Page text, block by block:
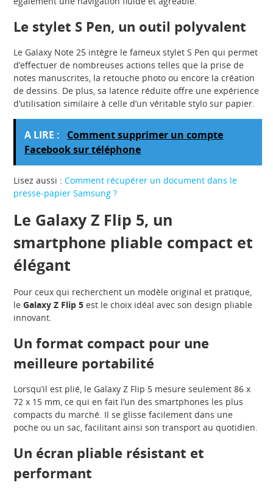
Le stylet S Pen, un outil polyvalent
Le Galaxy Note 25 intègre le fameux stylet S Pen qui permet
d’effectuer de nombreuses actions telles que la prise de
notes manuscrites, la retouche photo ou encore la création
de dessins. De plus, sa latence réduite offre une expérience
d’utilisation similaire à celle d’un véritable stylo sur papier.
A LIRE :
Comment supprimer un compte
Facebook sur téléphone
Lisez aussi :Comment récupérer un document dans le
presse-papier Samsung ?
Le Galaxy Z Flip 5, un
smartphone pliable compact et
élégant
Pour ceux qui recherchent un modèle original et pratique,
leGalaxy Z Flip 5 est le choix idéal avec son design pliable
innovant.
Un format compact pour une
meilleure portabilité
Lorsqu’il est plié, le Galaxy Z Flip 5 mesure seulement 86 x
72 x 15 mm, ce qui en fait l’un des smartphones les plus
compacts du marché. Il se glisse facilement dans une
poche ou un sac, facilitant ainsi son transport au quotidien.
Un écran pliable résistant et
performant